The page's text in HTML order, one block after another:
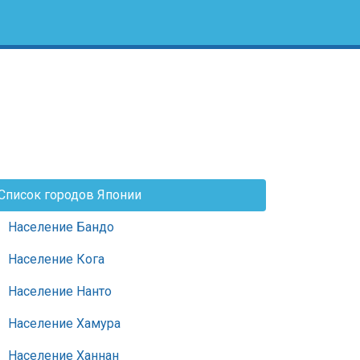
городов Японии
Население Бандо
Население Кога
Население Нанто
Население Хамура
Население Ханнан